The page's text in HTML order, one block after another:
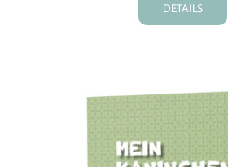
DETAILS